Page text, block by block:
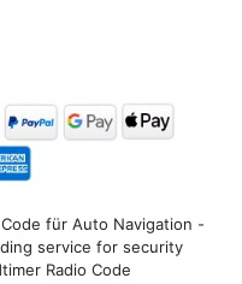
für Auto Navigation -
service for security
Radio Code